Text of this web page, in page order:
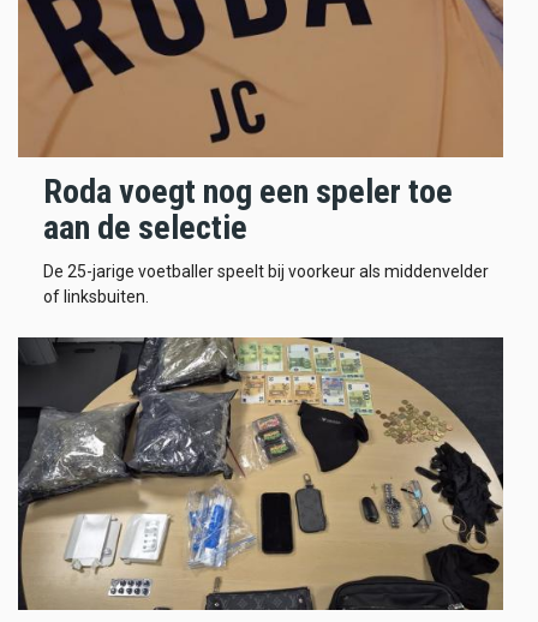
Roda voegt nog een speler toe
aan de selectie
De 25-jarige voetballer speelt bij voorkeur als middenvelder
of linksbuiten.